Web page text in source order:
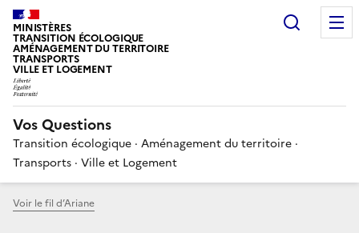
MINISTÈRES
TRANSITION ÉCOLOGIQUE
AMÉNAGEMENT DU TERRITOIRE
TRANSPORTS
VILLE ET LOGEMENT
Vos Questions
Transition écologique · Aménagement du territoire ·
Transports · Ville et Logement
Voir le fil d’Ariane